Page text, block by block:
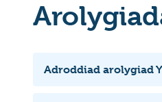
Adroddiad arolygiad